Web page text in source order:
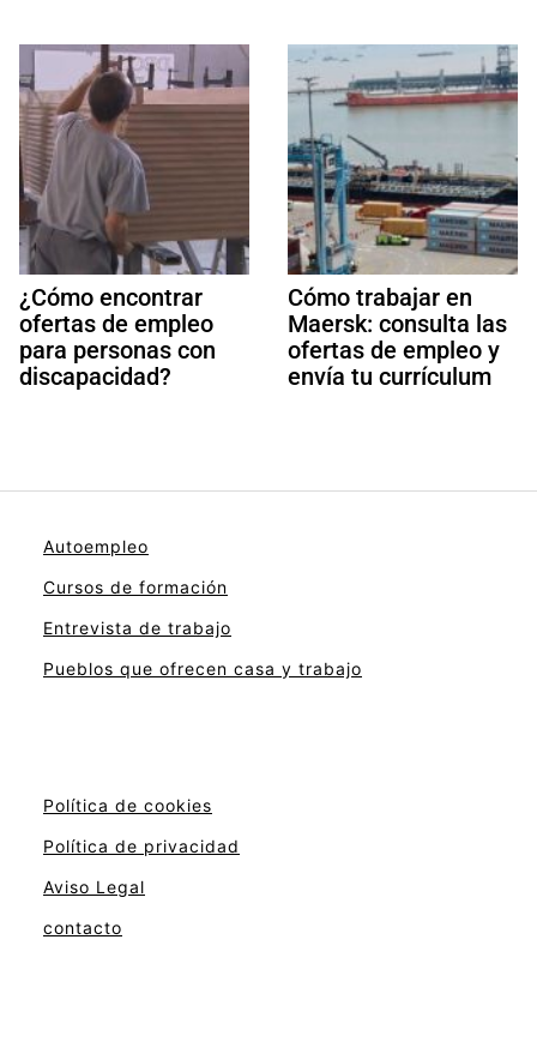
¿Cómo encontrar
ofertas de empleo
para personas con
discapacidad?
Cómo trabajar en
Maersk: consulta las
ofertas de empleo y
envía tu currículum
Autoempleo
Cursos de formación
Entrevista de trabajo
Pueblos que ofrecen casa y trabajo
Política de cookies
Política de privacidad
Aviso Legal
contacto